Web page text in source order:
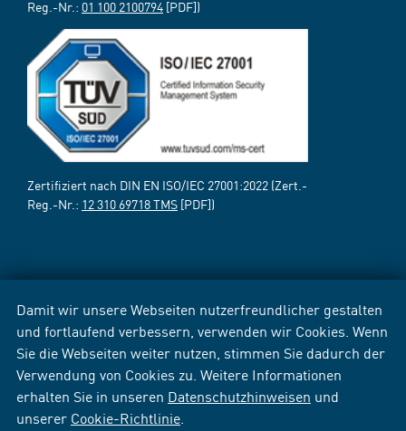
Damit wir unsere Webseiten nutzerfreundlicher gestalten
und fortlaufend verbessern, verwenden wir Cookies. Wenn
Sie die Webseiten weiter nutzen, stimmen Sie dadurch der
Verwendung von Cookies zu. Weitere Informationen
erhalten Sie in unseren Datenschutzhinweisen und
unserer Cookie-Richtlinie
Reg.-Nr.: 01 100 2100794 [PDF])
Zertifiziert nach DIN EN ISO/IEC 27001:2022 (Zert.-
Reg.-Nr.: 12 310 69718 TMS [PDF])